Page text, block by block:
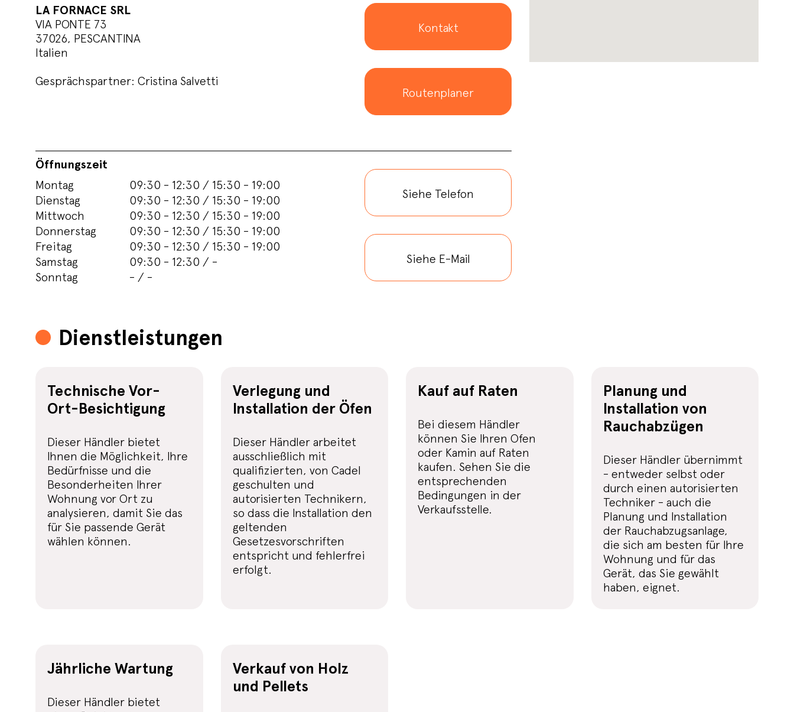
LA FORNACE SRL
VIA PONTE 73
37026, PESCANTINA
Italien
Gesprächspartner: Cristina Salvetti
Kontakt
Routenplaner
Öffnungszeit
Montag
09:30 - 12:30 / 15:30 - 19:00
Dienstag
09:30 - 12:30 / 15:30 - 19:00
Mittwoch
09:30 - 12:30 / 15:30 - 19:00
Donnerstag
09:30 - 12:30 / 15:30 - 19:00
Freitag
09:30 - 12:30 / 15:30 - 19:00
Samstag
09:30 - 12:30 / -
Sonntag
- / -
Siehe Telefon
Siehe E-Mail
Dienstleistungen
Technische Vor-
Ort-Besichtigung
Dieser Händler bietet
Ihnen die Möglichkeit, Ihre
Bedürfnisse und die
Besonderheiten Ihrer
Wohnung vor Ort zu
analysieren, damit Sie das
für Sie passende Gerät
wählen können.
Verlegung und
Installation der Öfen
Dieser Händler arbeitet
ausschließlich mit
qualifizierten, von Cadel
geschulten und
autorisierten Technikern,
so dass die Installation den
geltenden
Gesetzesvorschriften
entspricht und fehlerfrei
erfolgt.
Kauf auf Raten
Bei diesem Händler
können Sie Ihren Ofen
oder Kamin auf Raten
kaufen. Sehen Sie die
entsprechenden
Bedingungen in der
Verkaufsstelle.
Planung und
Installation von
Rauchabzügen
Dieser Händler übernimmt
- entweder selbst oder
durch einen autorisierten
Techniker - auch die
Planung und Installation
der Rauchabzugsanlage,
die sich am besten für Ihre
Wohnung und für das
Gerät, das Sie gewählt
haben, eignet.
Jährliche Wartung
Dieser Händler bietet
Verkauf von Holz
und Pellets